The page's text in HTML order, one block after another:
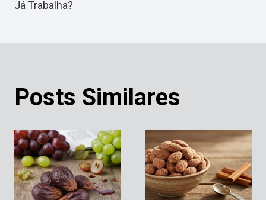
Post
Já Trabalha?
Posts Similares